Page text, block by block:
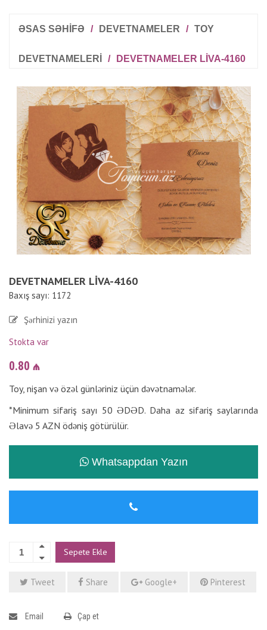
ƏSAS SƏHİFƏ / DEVETNAMELER / TOY
DEVETNAMELERI / DEVETNAMELER LIVA-4160
DEVETNAMELER LIVA-4160
Baxış sayı: 1172
Şərhinizi yazın
Stokta var
0.80 ₼
Toy, nişan və özəl günləriniz üçün dəvətnamələr.
*Minimum sifariş sayı 50 ƏDƏD. Daha az sifariş saylarında
Əlavə 5 AZN ödəniş götürülür.
Whatsappdan Yazın
Sepete Ekle
Tweet Share Google+ Pinterest
Email Çap et